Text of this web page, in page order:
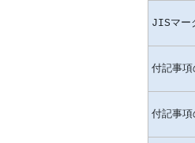
JISマー
付記事項
付記事